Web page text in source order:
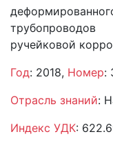
ручейковой
Год: 2018, Номер:
Отрасль знаний:
Индекс УДК: